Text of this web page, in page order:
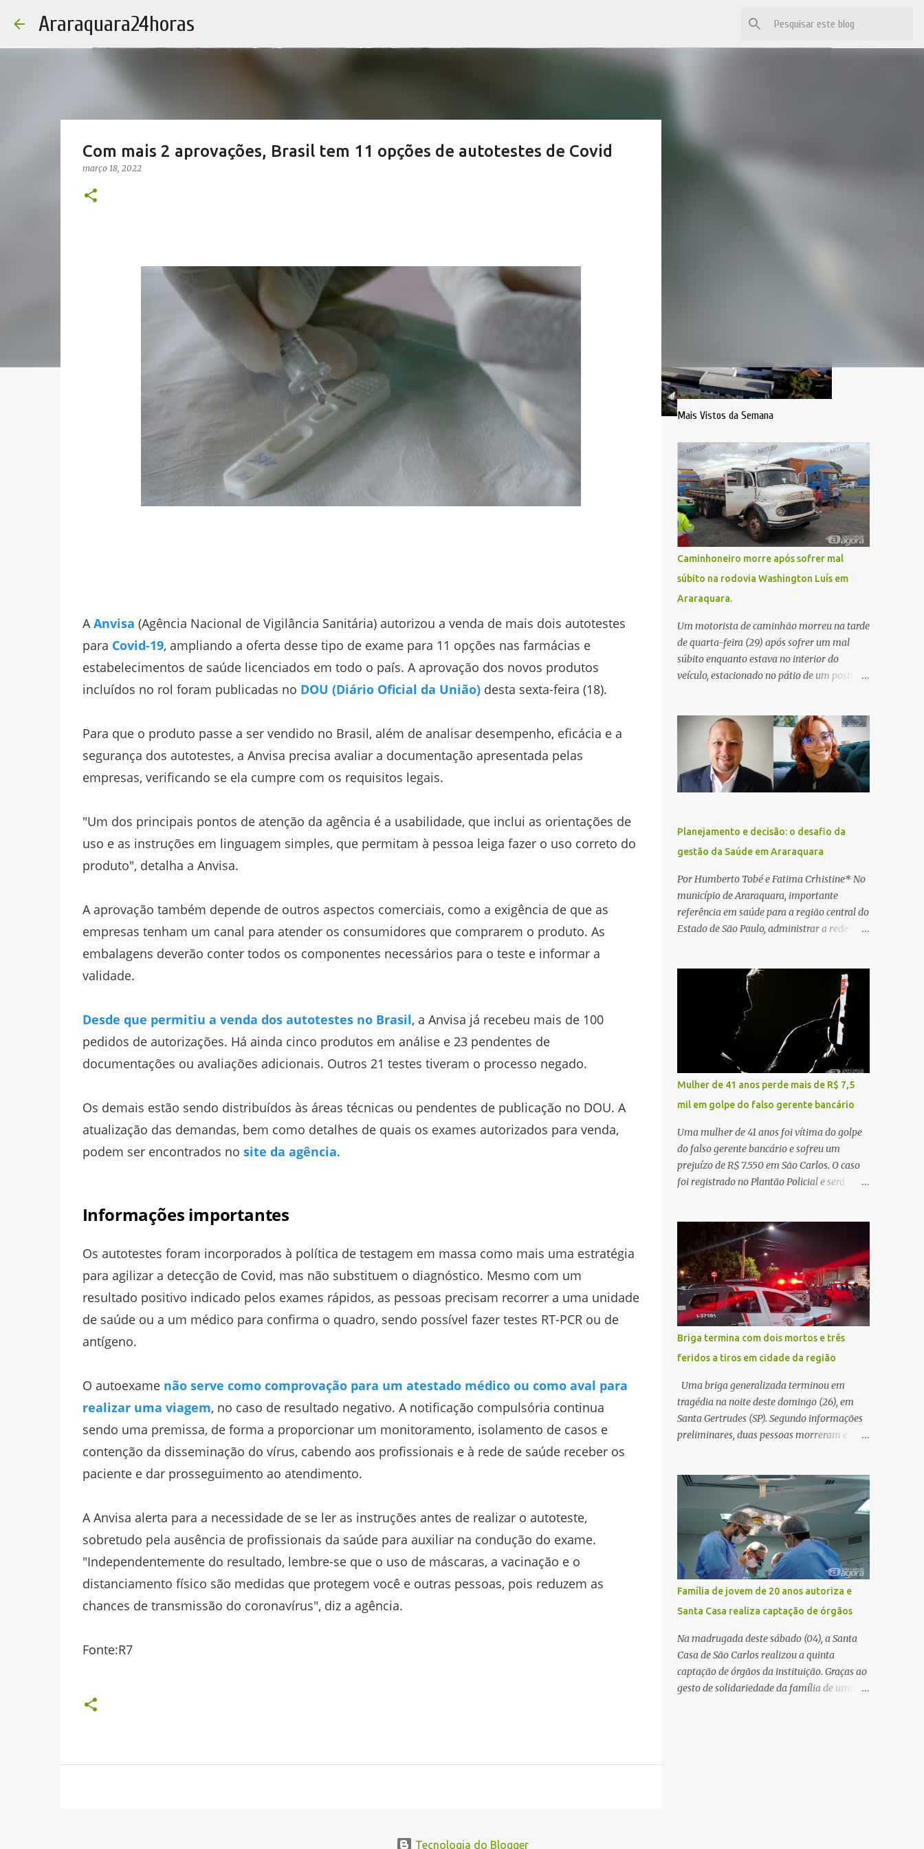
Araraquara24horas
Com mais 2 aprovações, Brasil tem 11 opções de autotestes de Covid
março 18, 2022
A Anvisa (Agência Nacional de Vigilância Sanitária) autorizou a venda de mais dois autotestes
para Covid-19, ampliando a oferta desse tipo de exame para 11 opções nas farmácias e
estabelecimentos de saúde licenciados em todo o país. A aprovação dos novos produtos
incluídos no rol foram publicadas no DOU (Diário Oficial da União)desta sexta-feira (18).
Para que o produto passe a ser vendido no Brasil, além de analisar desempenho, eficácia e a
segurança dos autotestes, a Anvisa precisa avaliar a documentação apresentada pelas
empresas, verificando se ela cumpre com os requisitos legais.
"Um dos principais pontos de atenção da agência é a usabilidade, que inclui as orientações de
uso e as instruções em linguagem simples, que permitam à pessoa leiga fazer o uso correto do
produto", detalha a Anvisa.
A aprovação também depende de outros aspectos comerciais, como a exigência de que as
empresas tenham um canal para atender os consumidores que comprarem o produto. As
embalagens deverão conter todos os componentes necessários para o teste e informar a
validade.
Desde que permitiu a venda dos autotestes no Brasil, a Anvisa já recebeu mais de 100
pedidos de autorizações. Há ainda cinco produtos em análise e 23 pendentes de
documentações ou avaliações adicionais. Outros 21 testes tiveram o processo negado.
Os demais estão sendo distribuídos às áreas técnicas ou pendentes de publicação no DOU. A
atualização das demandas, bem como detalhes de quais os exames autorizados para venda,
podem ser encontrados no site da agência.
Informações importantes
Os autotestes foram incorporados à política de testagem em massa como mais uma estratégia
para agilizar a detecção de Covid, mas não substituem o diagnóstico. Mesmo com um
resultado positivo indicado pelos exames rápidos, as pessoas precisam recorrer a uma unidade
de saúde ou a um médico para confirma o quadro, sendo possível fazer testes RT-PCR ou de
antígeno.
O autoexame não serve como comprovação para um atestado médico ou como aval para
realizar uma viagem, no caso de resultado negativo. A notificação compulsória continua
sendo uma premissa, de forma a proporcionar um monitoramento, isolamento de casos e
contenção da disseminação do vírus, cabendo aos profissionais e à rede de saúde receber os
paciente e dar prosseguimento ao atendimento.
A Anvisa alerta para a necessidade de se ler as instruções antes de realizar o autoteste,
sobretudo pela ausência de profissionais da saúde para auxiliar na condução do exame.
"Independentemente do resultado, lembre-se que o uso de máscaras, a vacinação e o
distanciamento físico são medidas que protegem você e outras pessoas, pois reduzem as
chances de transmissão do coronavírus", diz a agência.
Fonte:R7
Mais Vistos da Semana
Caminhoneiro morre após sofrer mal
súbito na rodovia Washington Luís em
Araraquara.
Um motorista de caminhão morreu na tarde
de quarta-feira (29) após sofrer um mal
súbito enquanto estava no interior do
veículo, estacionado no pátio de um posto de
Araraquara. De acordo com informações da
Artesp, a concessionária foi acionada por
meio do telefone 0800 após relatos de que
havia um condutor inconsciente dentro de
um caminhão. Equipes de resgate foram
encontraram a vítima em parada
cardiorrespiratória. Os socorristas iniciaram
imediatamente as manobras de reanimação
cardiopulmonar (RCP), porém, apesar de
todos os esforços, o motorista não
respondeu aos procedimentos. Às 17h03,
médicos da Unidade de Suporte Avançado
Planejamento e decisão: o desafio da
gestão da Saúde em Araraquara
Por Humberto Tobé e Fatima Crhistine* No
município de Araraquara, importante
referência em saúde para a região central do
Estado de São Paulo, administrar a rede
A cidade concentra hospitais, unidades
especializadas e serviços de média e alta
complexidade que atendem pacientes não
apenas do município, mas também de
diversas cidades do entorno, ampliando
significativamente a responsabilidade da
gestão sobre o Sistema Único de Saúde
(SUS). Nos últimos anos, o Governo Federal
tem ampliado investimentos destinados ao
fortalecimento da atenção básica, da
infraestrutura hospitalar e da
regionalização dos serviços de saúde.
Entretanto, em um cenário de demandas
pública não é apenas investir mais, mas
decidir melhor onde investir para produzir o
maior benefício possível à população. Essa
reflexão encontra respaldo tanto na teoria
da admini...
Mulher de 41 anos perde mais de R$ 7,5
mil em golpe do falso gerente bancário
Uma mulher de 41 anos foi vítima do golpe
do falso gerente bancário e sofreu um
prejuízo de R$ 7.550 em São Carlos. O caso
foi registrado no Plantão Policial e será
ocorrência, a vítima recebeu contato pelo
WhatsApp de um homem que afirmava ser
o novo gerente da conta bancária da
empresa. O suspeito alegou que seria
necessário atualizar o cadastro da conta e
passou a orientar a vítima sobre os
procedimentos que deveriam ser realizados.
Dias depois, o golpista enviou um
documento em PDF simulando uma
comunicação oficial da instituição
financeira. Na sequência, entrou em contato
por telefone e encaminhou um link,
orientando a vítima a acessá-lo pelo
procedimento, a conta bancária ficou
bloqueada por algumas horas. Sem
conseguir acessar o sistema, a vítima tentou
novamente contato com o suposto gerente,
mas não obteve resposta. Na segunda-fe...
Briga termina com dois mortos e três
feridos a tiros em cidade da região
Uma briga generalizada terminou em
tragédia na noite deste domingo (26), em
Santa Gertrudes (SP). Segundo informações
preliminares, duas pessoas morreram e
adega. O caso aconteceu por volta das
20h40, na região da Avenida João Vitte. De
acordo com as primeiras informações, a
confusão teria começado dentro do
estabelecimento e se estendido para a área
externa, quando dois homens armados
passaram a efetuar diversos disparos. Duas
vítimas morreram ainda no local. Outras
três pessoas foram baleadas e socorridas.
Até o momento, não foram divulgadas
informações oficiais sobre o estado de saúde
dos feridos. Equipes da Polícia Militar de
Santa Gertrudes atenderam a ocorrência e
Família de jovem de 20 anos autoriza e
Santa Casa realiza captação de órgãos
Na madrugada deste sábado (04), a Santa
Casa de São Carlos realizou a quinta
captação de órgãos da instituição. Graças ao
gesto de solidariedade da família de uma
Tecnologia do Blogger